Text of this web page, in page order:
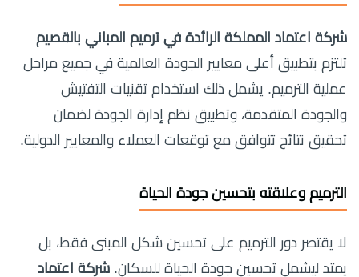
شركة اعتماد المملكة الرائدة في ترميم المباني بالقصيم
تلتزم بتطبيق أعلى معايير الجودة العالمية في جميع مراحل
عملية الترميم. يشمل ذلك استخدام تقنيات التفتيش
والجودة المتقدمة، وتطبيق نظم إدارة الجودة لضمان
تحقيق نتائج تتوافق مع توقعات العملاء والمعايير الدولية.
الترميم وعلاقته بتحسين جودة الحياة
لا يقتصر دور الترميم على تحسين شكل المبنى فقط، بل
يمتد ليشمل تحسين جودة الحياة للسكان. شركة اعتماد